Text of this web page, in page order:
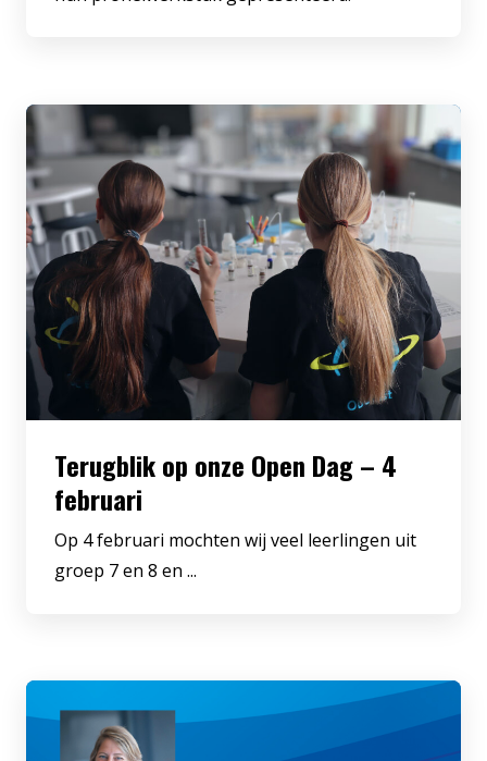
Terugblik op onze Open Dag – 4
februari
Op 4 februari mochten wij veel leerlingen uit
groep 7 en 8 en ...